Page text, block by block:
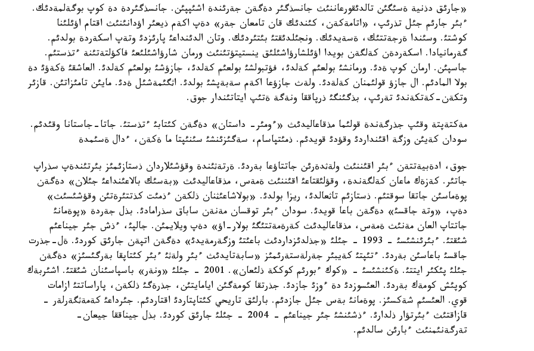
«جارئق دذنية ةسئگئن تالدئقورعاننئث جانسذگئر دةگةن جةرئندة اشئپپئن. جانسذگئردة دة كوپ بوگةلمةدئك.
ءبئر جارئم جئل تذرئپ، «اتامةكةن، كئندئك قان تامعان جةر» دةپ اكةم ذيعئر اؤدانئنئث اقتام اؤئلئنا
كوشتئ. وسئندا ةرجةتتئك، ةسةيدئك. ونجئلدئقتئ بئتئردئك. وتان الدئنداعئ پارئزدئ وتةپ اسكةردة بولدئم.
گةرمانيادا. اسكةردةن كةلگةن بويدا اؤئلشارؤاشئلئق ينستيتؤتئنئث ورمان شارؤاشئلئعئ فاكؤلتةتئنة ءتذستئم.
جاسپئن. ارمان كوپ ةدئ. ورمانشئ بولعئم كةلدئ، فؤتبولشئ بولعئم كةلدئ، جازؤشئ بولعئم كةلدئ. العاشقئ ةكةؤئ دة
بولا المادئم. ال جازؤ قولئمنان كةلةدئ. ولةث جازؤعا اكةم سةبةپشئ بولدئ. اثگئمةشئل ةدئ. مايئن تامئزاتئن. قازئر
وتكةن-كةتكةندئ تةرئپ، بذگئنگئ ذرپاققا ونةگة ةتئپ ايتاتئندار جوق.
مةكتةپتة وقئپ جذرگةندة قولئما مذقاعاليدئث «ءومئر- داستان» دةگةن كئتابئ ءتذستئ. جاتا-جاستانا وقئدئم.
سودان كةيئن وزگة اقئنداردئ وقؤدئ قويدئم. ذمئتپاسام، سةگئزئنشئ سئنئپتا ما ةكةن، ءدال ةسئمدة
جوق، ادةبيةتتةن ءبئر اقئننئث ولةثدةرئن جاتتاؤعا بةردئ. ةرتةثئندة وقؤشئلاردان ذستازئمئز بئرتئندةپ سذراپ
جاتئر. كةزةك ماعان كةلگةندة، وقؤلئقتاعئ اقئننئث ةمةس، مذقاعاليدئث «بةسئك بالاعئنداعئ جئلان» دةگةن
پوةماسئن جاتقا سوقتئم. ذستازئم تاثعالدئ، ريزا بولدئ. «بولاشاعئثنان ذلكةن ءذمئت كذتتئرةتئن وقؤشئسئث»
دةپ، «وتة جاقسئ» دةگةن باعا قويدئ. سودان ءبئر توقسان مةنةن ساباق سذرامادئ. بذل جةردة «پوةمانئ
جاتتاپ العان مةنئث ةمةس، مذقاعاليدئث كةرةمةتتئگئ بولار-اؤ» دةپ ويلايمئن. جالپئ، ءذش جئر جيناعئم
شئقتئ. ءبئرئنشئسئ - 1993 - جئلئ «جذلدئزداردئث باعئتئ وزگةرمةيدئ» دةگةن اتپةن جارئق كوردئ. ةل-جذرت
جاقسئ باعاسئن بةردئ. ءتئپتئ كةيبئر جةرلةستةرئمئز «سابةتايدئث ءبئر ولةثئ ءبئر كئتاپقا بةرگئسئز» دةگةن
جئلئ پئكئر ايتتئ. ةكئنشئسئ - «كوك ءبورئم كوككة ذلئعان». 2001 - جئلئ «ونةر» باسپاسئنان شئقتئ. اشئربةك
كوپئش كومةك بةردئ. العئسوزدئ دة ءوزئ جازدئ. جذرتقا كومةگئن ايامايتئن، جذرةگئ ذلكةن، پاراساتتئ ازامات
قوي. العئسئم شةكسئز. پوةمانئ بةس جئل جازدئم. بارلئق تاريحي كئتاپتاردئ اقتاردئم. جئرداعئ كةمةثگةرلةر -
قازاقتئث ءبئرتؤار ذلدارئ. ءذشئنشئ جئر جيناعئم - 2004 - جئلئ جارئق كوردئ. بذل جيناققا جيعان-
تةرگةنئمنئث ءبارئن سالدئم.